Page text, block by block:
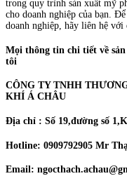
trong quy trình sản xuất mỹ
cho doanh nghiệp của bạn.
doanh nghiệp, hãy liên hệ với
Mọi thông tin chi tiết về
tôi
CÔNG TY TNHH
KHÍ Á CHÂU
Địa chỉ : Số 19,đường số
Hotline: 0909792905 Mr
Email: